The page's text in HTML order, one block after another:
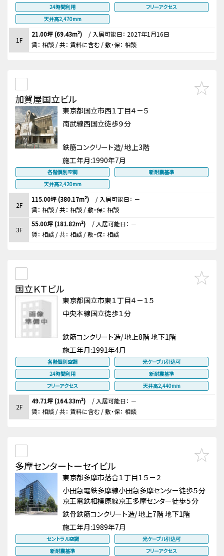
24時間利用
フリーアクセス
天井高2,470mm
1F
21.00坪 (69.43m²) / 入居可能日： 2027年1月16日
賃： 相談 / 共： 賃料に含む / 敷・保： 相談
加賀屋国立ビル
東京都国立市西１丁目４－５
南武線西国立徒歩９分
鉄筋コンクリート造/ 地上3階
施工年月:1990年7月
各階個別空調
新耐震基準
天井高2,420mm
2F
115.00坪 (380.17m²) / 入居可能日： －
賃： 相談 / 共： 相談 / 敷・保： 相談
3F
55.00坪 (181.82m²) / 入居可能日： －
賃： 相談 / 共： 相談 / 敷・保： 相談
国立ＫＴビル
東京都国立市東１丁目４－１５
中央本線国立徒歩１分
鉄筋コンクリート造/ 地上8階 地下1階
施工年月:1991年4月
各階個別空調
光ケーブル引込可
24時間利用
新耐震基準
フリーアクセス
天井高2,440mm
2F
49.71坪 (164.33m²) / 入居可能日： －
賃： 相談 / 共： 賃料に含む / 敷・保： 相談
多摩センタートーセイビル
東京都多摩市落合１丁目１５－２
小田急電鉄多摩線小田急多摩センター徒歩５分
京王電鉄相模原線京王多摩センター徒歩５分
鉄骨鉄筋コンクリート造/ 地上7階 地下1階
施工年月:1989年7月
セントラル空調
光ケーブル引込可
新耐震基準
フリーアクセス